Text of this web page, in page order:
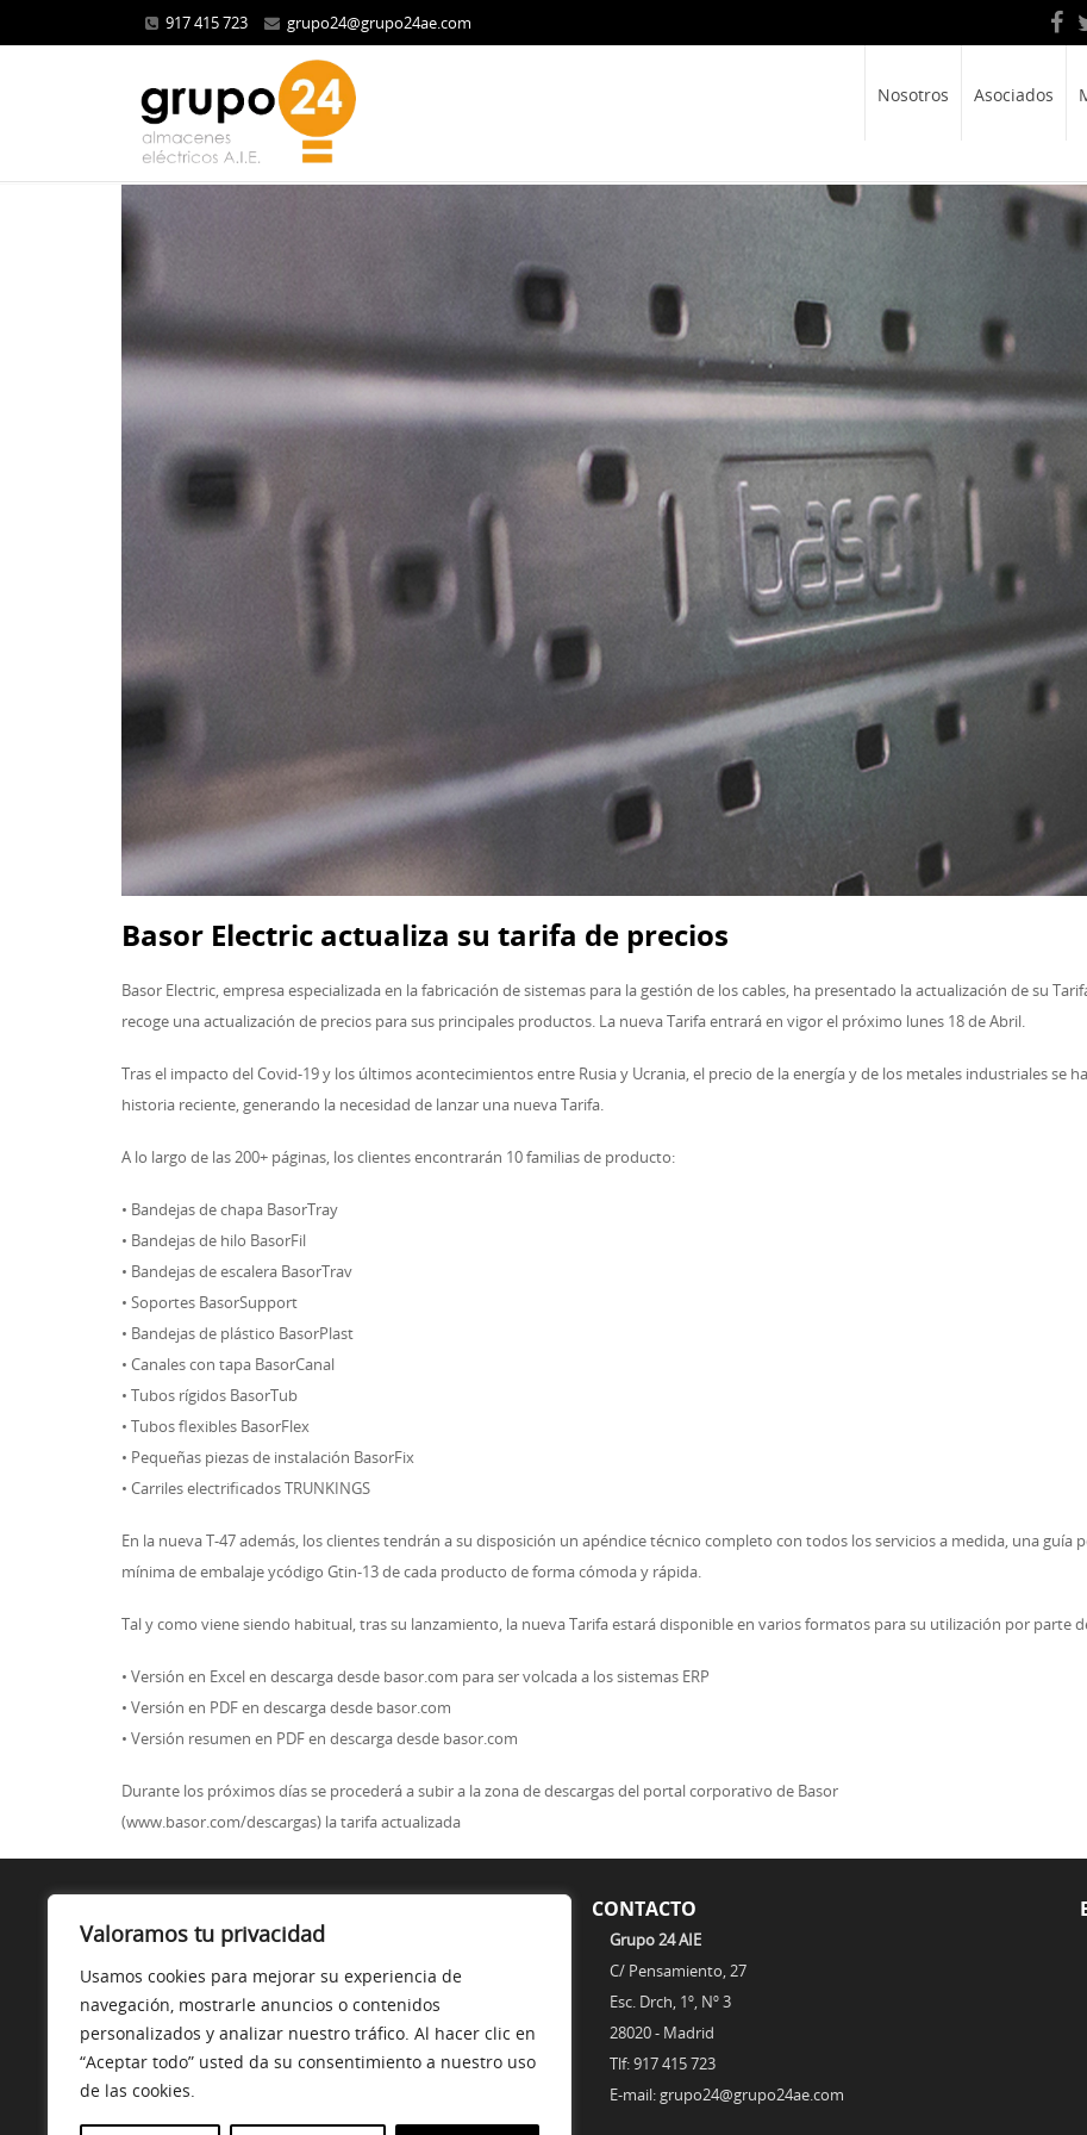
Valoramos tu privacidad
Usamos cookies para mejorar su experiencia de
navegación, mostrarle anuncios o contenidos
personalizados y analizar nuestro tráfico. Al hacer clic en
“Aceptar todo” usted da su consentimiento a nuestro uso
de las cookies.
917 415 723 grupo24@grupo24ae.com
Nosotros Asociados
Basor Electric actualiza su tarifa de precios
Basor Electric, empresa especializada en la fabricación de sistemas para la gestión de los cables, ha presentado la actualización de su
recoge una actualización de precios para sus principales productos. La nueva Tarifa entrará en vigor el próximo lunes 18 de Abril.
Tras el impacto del Covid-19 y los últimos acontecimientos entre Rusia y Ucrania, el precio de la energía y de los metales industriales se
historia reciente, generando la necesidad de lanzar una nueva Tarifa.
A lo largo de las 200+ páginas, los clientes encontrarán 10 familias de producto:
• Bandejas de chapa BasorTray
• Bandejas de hilo BasorFil
• Bandejas de escalera BasorTrav
• Soportes BasorSupport
• Bandejas de plástico BasorPlast
• Canales con tapa BasorCanal
• Tubos rígidos BasorTub
• Tubos flexibles BasorFlex
• Pequeñas piezas de instalación BasorFix
• Carriles electrificados TRUNKINGS
En la nueva T-47 además, los clientes tendrán a su disposición un apéndice técnico completo con todos los servicios a medida, una
mínima de embalaje ycódigo Gtin-13 de cada producto de forma cómoda y rápida.
Tal y como viene siendo habitual, tras su lanzamiento, la nueva Tarifa estará disponible en varios formatos para su utilización por parte
• Versión en Excel en descarga desde basor.com para ser volcada a los sistemas ERP
• Versión en PDF en descarga desde basor.com
• Versión resumen en PDF en descarga desde basor.com
Durante los próximos días se procederá a subir a la zona de descargas del portal corporativo de Basor
(www.basor.com/descargas) la tarifa actualizada
Somos una Asociación de Almacenes de Distribuidores de
Material Eléctrico.
CONTACTO
Grupo 24 AIE
C/ Pensamiento, 27
Esc. Drch, 1º, Nº 3
28020 - Madrid
Tlf: 917 415 723
E-mail: grupo24@grupo24ae.com